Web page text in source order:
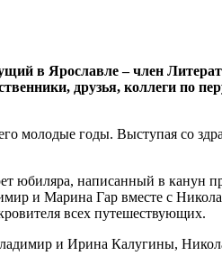
в Ярославле – член
друзья, коллеги по
молодые годы. Выступая со
юбиляра, написанный в
и Марина Гар вместе с
всех путешествующих.
и Ирина Калугины,